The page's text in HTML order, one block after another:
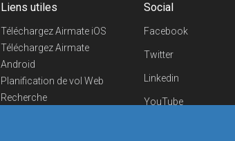
Liens utiles
Téléchargez Airmate iOS
Téléchargez Airmate
Android
Planification de vol Web
Recherche
Social
Facebook
Twitter
Linkedin
YouTube